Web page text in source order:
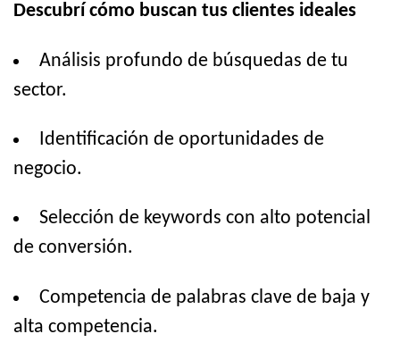
Descubrí cómo buscan tus clientes ideales
Análisis profundo de búsquedas de tu
sector.
Identificación de oportunidades de
negocio.
Selección de keywords con alto potencial
de conversión.
Competencia de palabras clave de baja y
alta competencia.